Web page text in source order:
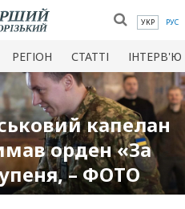
УКР РУС
РЕГІОН СТАТТІ ІНТЕРВ'Ю
капелан
орден «За
– ФОТО